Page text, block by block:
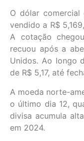
O dólar comercial
vendido a R$
A cotação
recuou após a
Unidos. Ao longo
de R$ 5,17, até
A moeda norte-
o último dia 12,
divisa acumula
em 2024.